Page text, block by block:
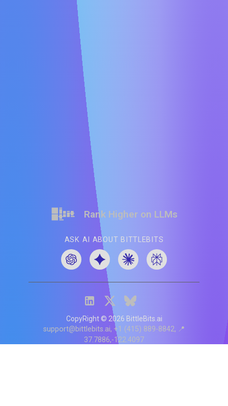
Rank Higher on LLMs
ASK AI ABOUT BITTLEBITS
CopyRight © 2026 BittleBits.ai
support@bittlebits.ai +1 (415) 889-8842 📍
37.7886,-122.4097